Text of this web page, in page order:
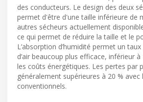
des conducteurs. Le design des deux
permet d'être d'une taille inférieure de
autres sécheurs actuellement
ce qui permet de réduire la taille et le
L’absorption d’humidité permet un
d’air beaucoup plus efficace, inférieur
les coûts énergétiques. Les pertes par
généralement supérieures à 20 % avec
conventionnels.